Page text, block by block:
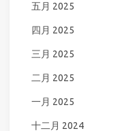
五月 2025
四月 2025
三月 2025
二月 2025
一月 2025
十二月 2024